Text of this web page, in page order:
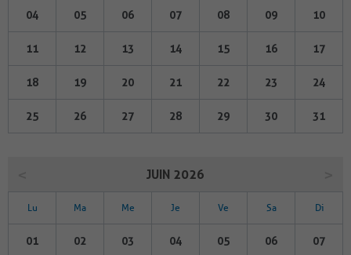
04 05 06 07 08 09 10
11 12 13 14 15 16 17
18 19 20 21 22 23 24
25 26 27 28 29 30 31
JUIN 2026
Lu Ma Me Je Ve Sa Di
01 02 03 04 05 06 07